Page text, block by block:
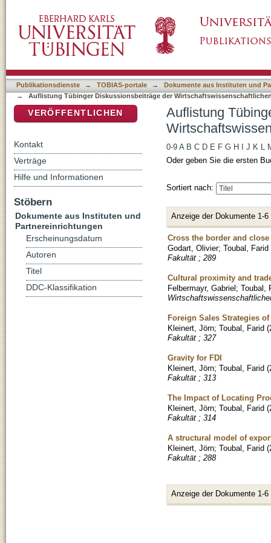
"Toubal, Farid"
Publikationsdienste → TOBIAS-portale →
Dokumente aus Instituten und
→
Auflistung Tübinger Diskussionsbeiträge der
Auflistung
0-9 A B C D E F G H J K L
Oder geben Sie die ersten
Sortiert nach:
Anzeige der Dokumente 1-6
Cross the border and
Godart, Olivier; Toubal, Farid
Fakultät ; 289
Cultural proximity and
Felbermayr, Gabriel; Toubal,
Foreign Sales Strategies
Kleinert, Jörn; Toubal, Farid (
Fakultät ; 327
Gravity for FDI
Kleinert, Jörn; Toubal, Farid (
Fakultät ; 313
The Impact of Locating
Kleinert, Jörn; Toubal, Farid (
Fakultät ; 314
A structural model of
Kleinert, Jörn; Toubal, Farid (
Fakultät ; 288
Anzeige der Dokumente 1-6
VERÖFFENTLICHEN
Kontakt
Verträge
Hilfe und Informationen
Stöbern
Dokumente aus Instituten und
Partnereinrichtungen
Erscheinungsdatum
Autoren
Titel
DDC-Klassifikation